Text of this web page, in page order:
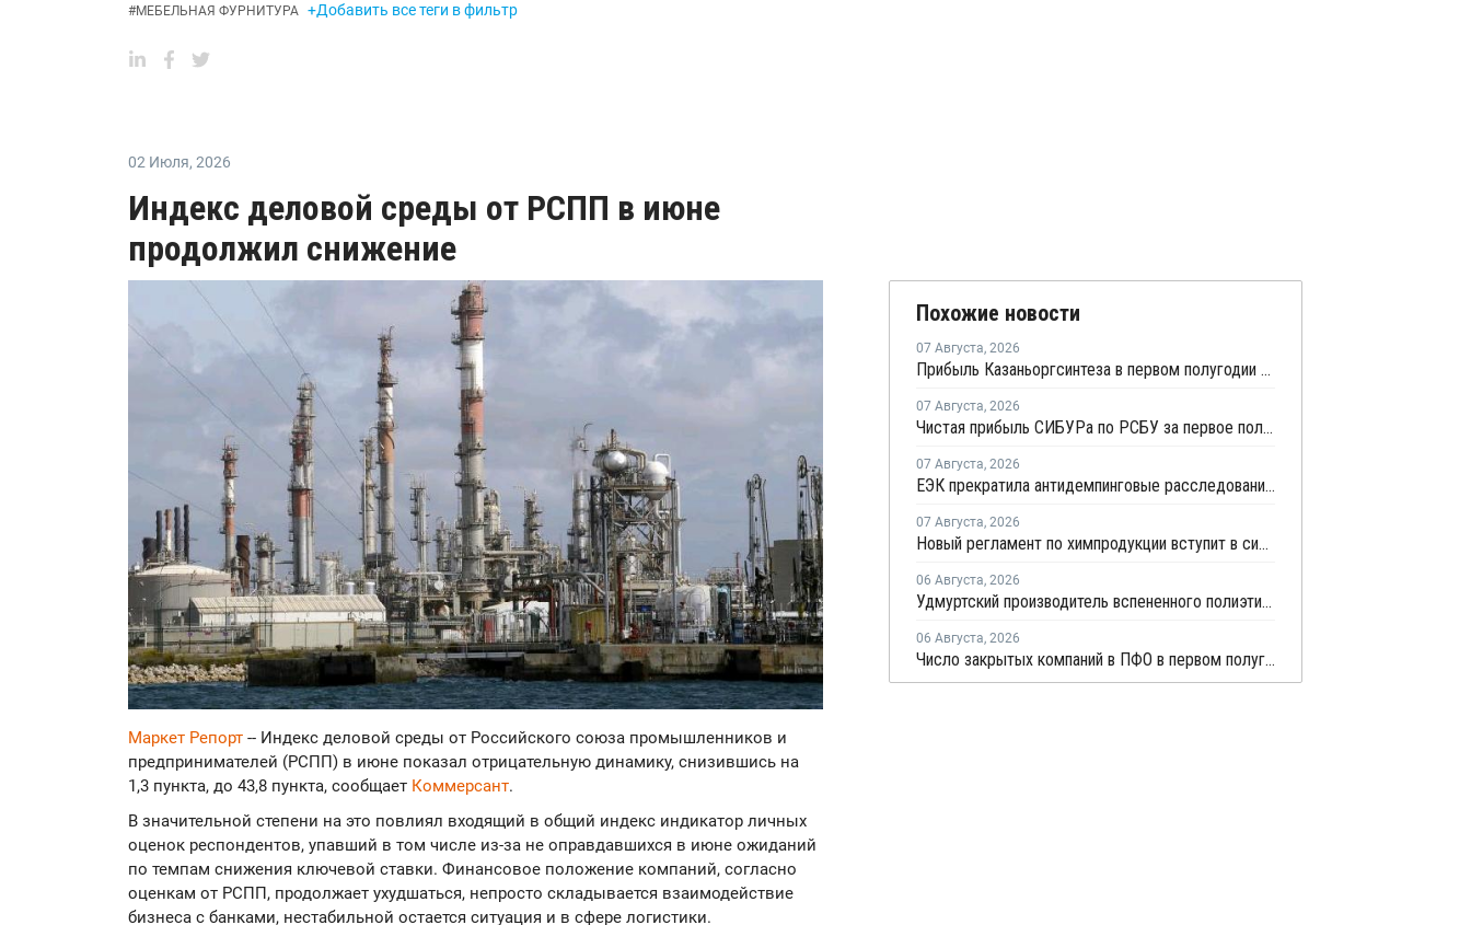
#МЕБЕЛЬНАЯ ФУРНИТУРА +Добавить все теги в фильтр
02 Июля, 2026
Индекс деловой среды от РСПП в июне
продолжил снижение
Маркет Репорт -- Индекс деловой среды от Российского союза промышленников и
предпринимателей (РСПП) в июне показал отрицательную динамику, снизившись на
1,3 пункта, до 43,8 пункта, сообщает Коммерсант.
В значительной степени на это повлиял входящий в общий индекс индикатор личных
оценок респондентов, упавший в том числе из-за не оправдавшихся в июне ожиданий
по темпам снижения ключевой ставки. Финансовое положение компаний, согласно
оценкам от РСПП, продолжает ухудшаться, непросто складывается взаимодействие
бизнеса с банками, нестабильной остается ситуация и в сфере логистики.
Похожие новости
07 Августа, 2026
Прибыль Казаньоргсинтеза в первом полугодии сократилась более чем в 2 раза
07 Августа, 2026
Чистая прибыль СИБУРа по РСБУ за первое полугодие сократилась в 3,6 раза
07 Августа, 2026
ЕЭК прекратила антидемпинговые расследования против ПЭ и ПП из Азербайджана и Туркменистана
07 Августа, 2026
Новый регламент по химпродукции вступит в силу в сентябре 2027 года
06 Августа, 2026
Удмуртский производитель вспененного полиэтилена нарастит выпуск на 15%
06 Августа, 2026
Число закрытых компаний в ПФО в первом полугодии 2026 года вдвое превысило число новых